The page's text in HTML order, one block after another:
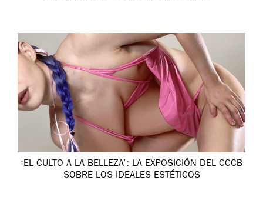
‘EL CULTO A LA BELLEZA’: LA EXPOSICIÓN DEL CCCB
SOBRE LOS IDEALES ESTÉTICOS